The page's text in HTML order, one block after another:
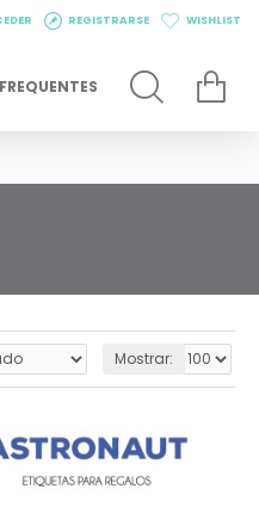
REGISTRARSE WISHLIST
Mostrar: